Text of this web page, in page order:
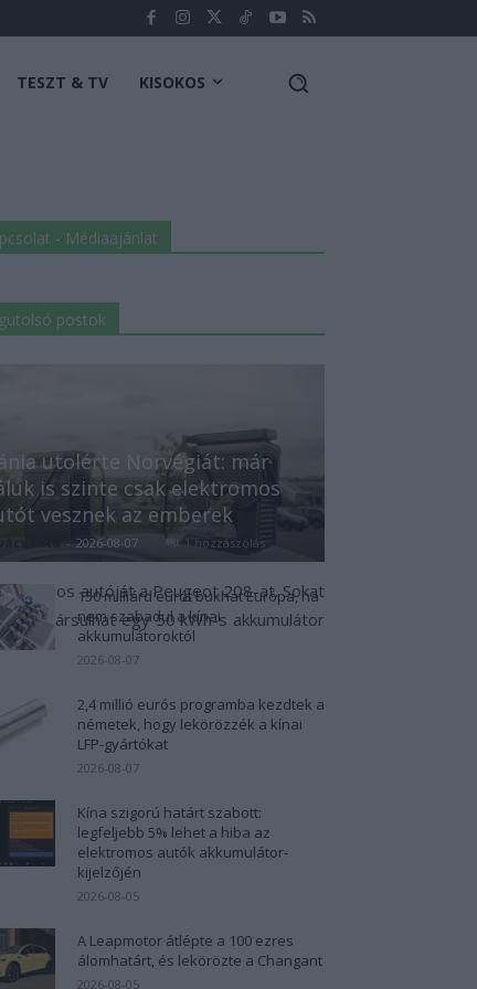
TESZT & TV KISOKOS
autóját a Peugeot 208-at. Sokat
társulhat egy 50 kWh-s akkumulátor
- Médiaajánlat
postok
utolérte Norvégiát: már
is szinte csak elektromos
vesznek az emberek
- 2026-08-07 1 hozzászólás
150 milliárd eurót bukhat Európa, ha
nem szabadul a kínai
akkumulátoroktól
2026-08-07
2,4 millió eurós programba kezdtek a
németek, hogy lekörözzék a kínai
LFP-gyártókat
2026-08-07
Kína szigorú határt szabott:
legfeljebb 5% lehet a hiba az
elektromos autók akkumulátor-
kijelzőjén
2026-08-05
A Leapmotor átlépte a 100 ezres
álomhatárt, és lekörözte a Changant
2026-08-05